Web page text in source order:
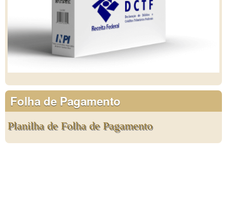
Folha de Pagamento
Planilha de Folha de Pagamento